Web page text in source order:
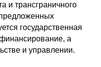
и трансграничного
государственная
а
и управлении.